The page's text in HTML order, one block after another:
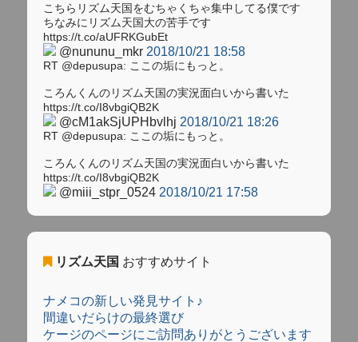
こちらリズム天国をむちゃくちゃ集中してる僕です
ちなみにリズム天国大の苦手です
https://t.co/aUFRKGubEt
@nununu_mkr 2018/10/21 18:58
RT @depusupa: ここの垢にもっと。
ころんくんのリズム天国の実況面白いから書いた
https://t.co/I8vbgiQB2K
@cM1akSjUPHbvlhj 2018/10/21 18:26
RT @depusupa: ここの垢にもっと。
ころんくんのリズム天国の実況面白いから書いた
https://t.co/I8vbgiQB2K
@miii_stpr_0524 2018/10/21 17:58
リズム天国 おすすめサイト
ナメコの新しい発見サイト♪
間違いだらけの最終選び
ケージのページにご訪問ありがとうございます